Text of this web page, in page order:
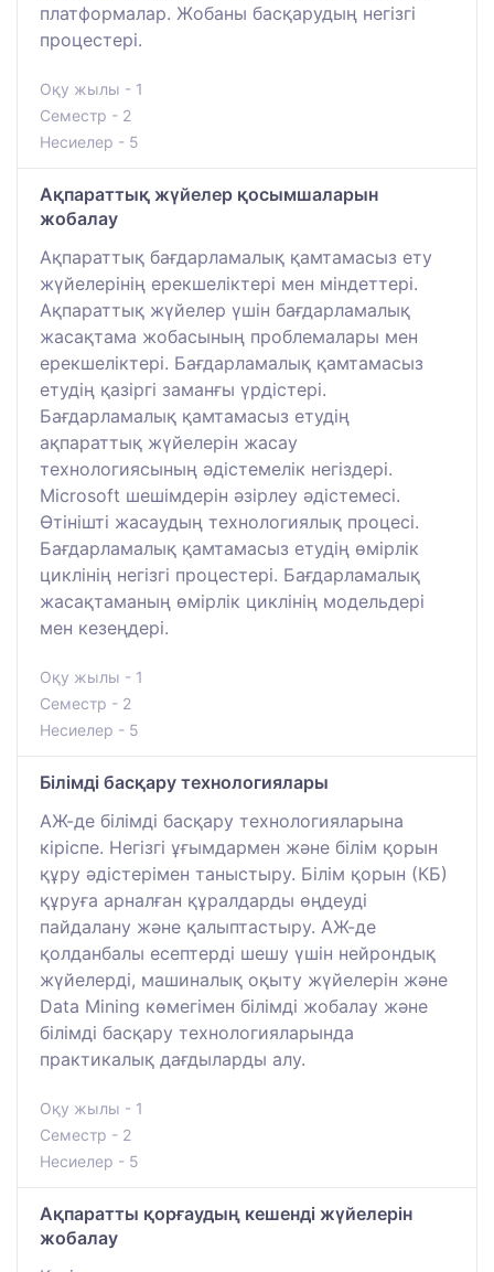
платформалар. Жобаны басқарудың негізгі
процестері.
Оқу жылы - 1
Семестр - 2
Несиелер - 5
Ақпараттық жүйелер қосымшаларын
жобалау
Ақпараттық бағдарламалық қамтамасыз ету
жүйелерінің ерекшеліктері мен міндеттері.
Ақпараттық жүйелер үшін бағдарламалық
жасақтама жобасының проблемалары мен
ерекшеліктері. Бағдарламалық қамтамасыз
етудің қазіргі заманғы үрдістері.
Бағдарламалық қамтамасыз етудің
ақпараттық жүйелерін жасау
технологиясының әдістемелік негіздері.
Microsoft шешімдерін әзірлеу әдістемесі.
Өтінішті жасаудың технологиялық процесі.
Бағдарламалық қамтамасыз етудің өмірлік
циклінің негізгі процестері. Бағдарламалық
жасақтаманың өмірлік циклінің модельдері
мен кезеңдері.
Оқу жылы - 1
Семестр - 2
Несиелер - 5
Білімді басқару технологиялары
АЖ-де білімді басқару технологияларына
кіріспе. Негізгі ұғымдармен және білім қорын
құру әдістерімен таныстыру. Білім қорын (КБ)
құруға арналған құралдарды өңдеуді
пайдалану және қалыптастыру. АЖ-де
қолданбалы есептерді шешу үшін нейрондық
жүйелерді, машиналық оқыту жүйелерін және
Data Mining көмегімен білімді жобалау және
білімді басқару технологияларында
практикалық дағдыларды алу.
Оқу жылы - 1
Семестр - 2
Несиелер - 5
Ақпаратты қорғаудың кешенді жүйелерін
жобалау